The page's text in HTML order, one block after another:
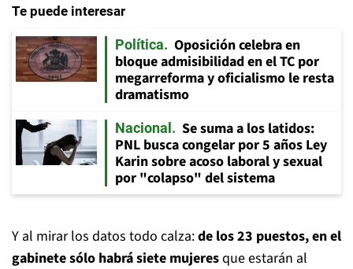
Te puede interesar
Política
Oposición celebra en
bloque admisibilidad en el TC por
megarreforma y oficialismo le resta
dramatismo
Nacional
Se suma a los latidos:
PNL busca congelar por 5 años Ley
Karin sobre acoso laboral y sexual
por "colapso" del sistema
Y al mirar los datos todo calza:de los 23 puestos, en el
gabinete sólo habrá siete mujeresque estarán al